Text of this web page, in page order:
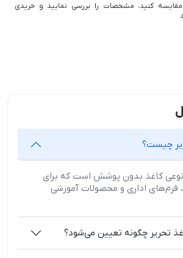
کنید، مشخصات را بررسی نمایید و خریدی
نوعی کاغذ بدون پوشش است که برای
فرم‌های اداری و محصولات آموزشی